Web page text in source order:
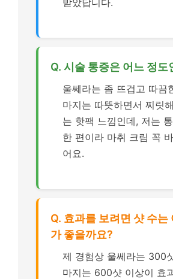
Q. 시술 통증은 어느 정도
울쎄라는 좀 뜨겁고 따끔
마지는 따뜻하면서 찌릿
는 핫팩 느낌인데, 저는
한 편이라 마취 크림 꼭
어요.
Q. 효과를 보려면 샷 수는
가 좋을까요?
제 경험상 울쎄라는 300
마지는 600샷 이상이 효